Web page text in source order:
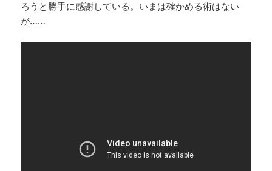
ろうと勝手に感謝している。いまは確かめる術はない
が……